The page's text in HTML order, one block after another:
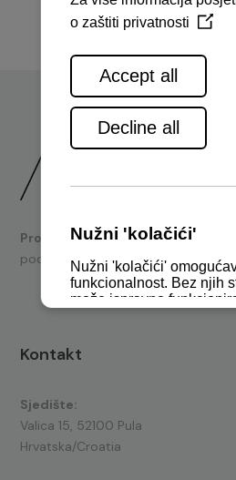
Prodajabrodskih motora i nautičke
podrška.
Kontakt
Sjedište:
Valica 15, 52100 Pula
Hrvatska/Croatia